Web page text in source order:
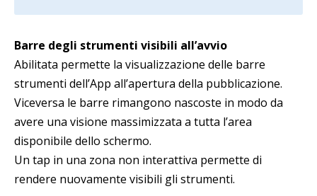
Barre degli strumenti visibili all’avvio
Abilitata permette la visualizzazione delle barre
strumenti dell’App all’apertura della pubblicazione.
Viceversa le barre rimangono nascoste in modo da
avere una visione massimizzata a tutta l’area
disponibile dello schermo.
Un tap in una zona non interattiva permette di
rendere nuovamente visibili gli strumenti.